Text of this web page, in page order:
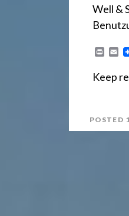
2
Well &
n
E
i
Keep
POSTED